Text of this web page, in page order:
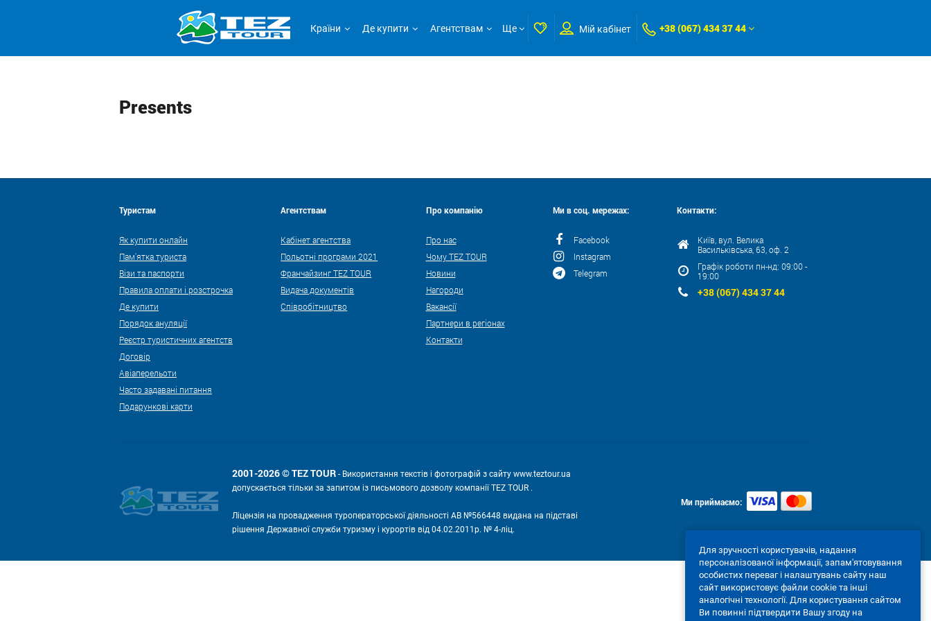
Країни Де купити Агентствам Ще Мій кабінет +38 (067) 434 37 44
Presents
Туристам
Як купити онлайн
Пам'ятка туриста
Візи та паспорти
Правила оплати і розстрочка
Де купити
Порядок ануляції
Реєстр туристичних агентств
Договір
Авіаперельоти
Часто задавані питання
Подарункові карти
Агентствам
Кабінет агентства
Польотні програми 2021
Франчайзинг TEZ TOUR
Видача документів
Співробітництво
Про компанію
Про нас
Чому TEZ TOUR
Новини
Нагороди
Вакансії
Партнери в регіонах
Контакти
Ми в соц. мережах:
Facebook
Instagram
Telegram
Контакти:
Київ, вул. Велика
Васильківська, 63, оф. 2
Графік роботи пн-нд: 09:00 -
19:00
+38 (067) 434 37 44
2001-2026 © TEZ TOUR- Використання текстів і фотографій з сайту www.teztour.ua
допускається тільки за запитом із письмового дозволу компанії TEZ TOUR .
Ліцензія на провадження туроператорської діяльності АВ №566448 видана на підставі
рішення Державної служби туризму і курортів від 04.02.2011р. № 4-ліц.
Ми приймаємо:
Для зручності користувачів, надання
персоналізованої інформації, запам'ятовування
особистих переваг і налаштувань сайту наш
сайт використовує файли cookie та інші
аналогічні технології. Для користування сайтом
Ви повинні підтвердити Вашу згоду на